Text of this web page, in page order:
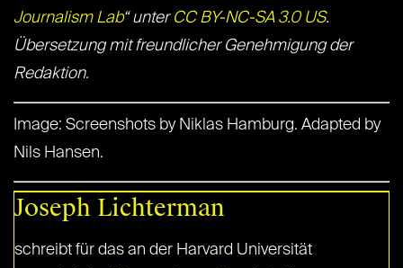
Journalism Lab“ unter CC BY-NC-SA 3.0 US.
Übersetzung mit freundlicher Genehmigung der
Redaktion.
Image: Screenshots by Niklas Hamburg. Adapted by
Nils Hansen.
Joseph Lichterman
schreibt für das an der Harvard Universität